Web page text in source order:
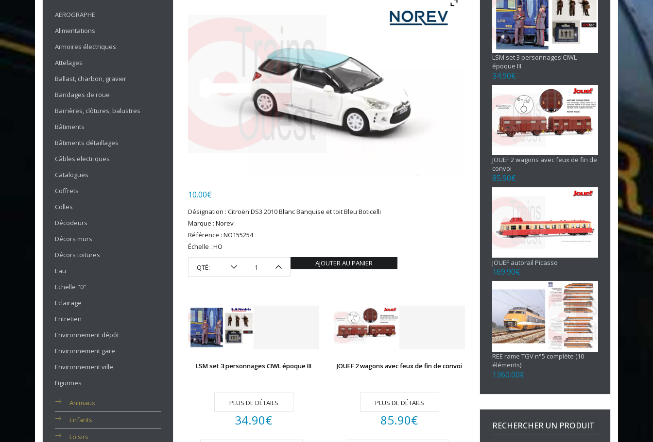
AEROGRAPHE
Alimentations
Armoires électriques
Attelages
Ballast, charbon, gravier
Bandages de roue
Barrières, clôtures, balustres
Bâtiments
Bâtiments détaillages
Câbles electriques
Catalogues
Coffrets
Colles
Décodeurs
Décors murs
Décors toitures
Eau
Echelle "0"
Eclairage
Entretien
Environnement dépôt
Environnement gare
Environnement ville
Figurines
Animaux
Enfants
Loisirs
10.00€
Désignation : Citroën DS3 2010 Blanc Banquise et toit Bleu Boticelli
Marque : Norev
Référence : NO155254
Échelle : HO
QTÉ: AJOUTER AU PANIER
LSM set 3 personnages CIWL époque III
PLUS DE DÉTAILS
34.90€
JOUEF 2 wagons avec feux de fin de convoi
PLUS DE DÉTAILS
85.90€
LSM set 3 personnages CIWL
époque III
34.90€
JOUEF 2 wagons avec feux de fin de
convoi
85.90€
JOUEF autorail Picasso
169.90€
REE rame TGV n°5 complète (10
éléments)
1360.00€
RECHERCHER UN PRODUIT